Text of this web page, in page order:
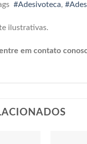
#Adesivoteca,
ilustrativas.
em contato